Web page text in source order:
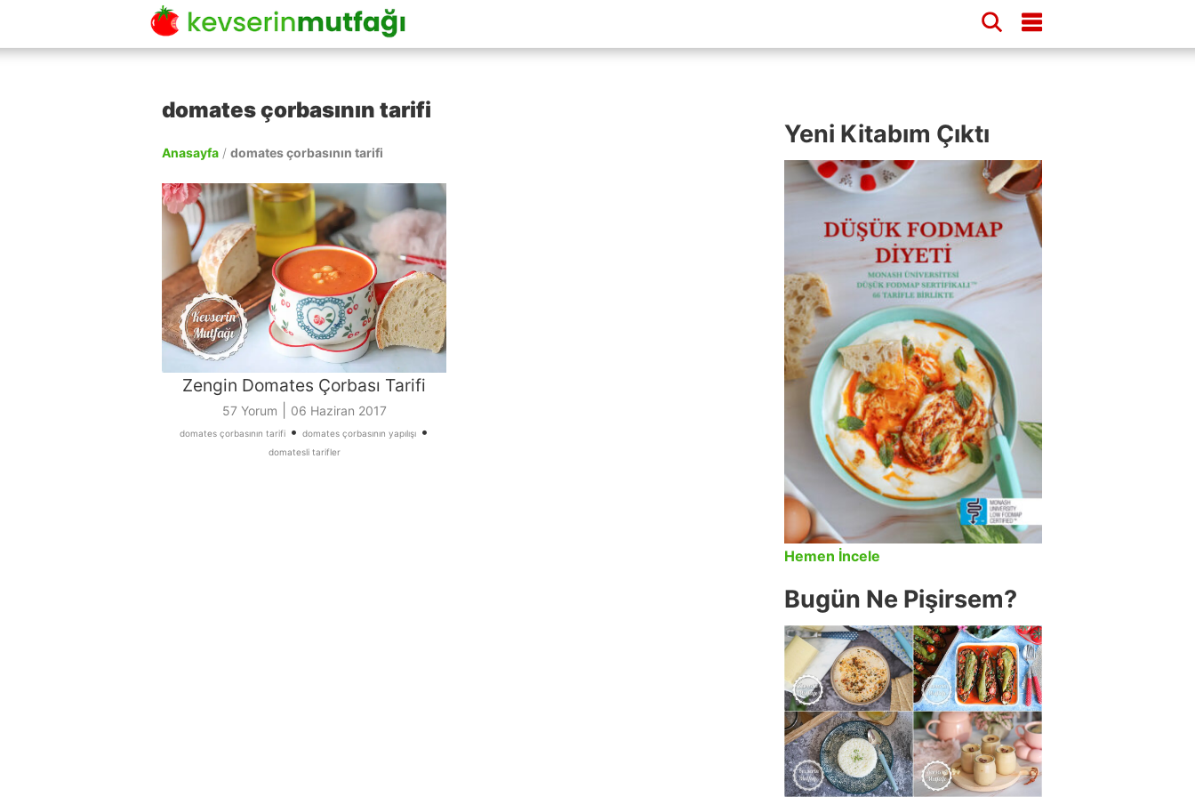
domates çorbasının tarifi
Anasayfa / domates çorbasının tarifi
Zengin Domates Çorbası Tarifi
57 Yorum 06 Haziran 2017
domates çorbasının tarifi • domates çorbasının yapılışı •
domatesli tarifler
Yeni Kitabım Çıktı
Hemen İncele
Bugün Ne Pişirsem?